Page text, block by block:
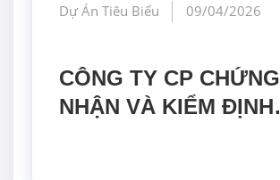
Dự Án Tiêu Biểu 09/04/2026
CÔNG TY CP CHỨNG
NHẬN VÀ KIỂM ĐỊNH